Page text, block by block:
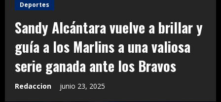
Deportes
Sandy Alcántara vuelve a brillar y
guía a los Marlins a una valiosa
serie ganada ante los Bravos
Redaccion junio 23, 2025